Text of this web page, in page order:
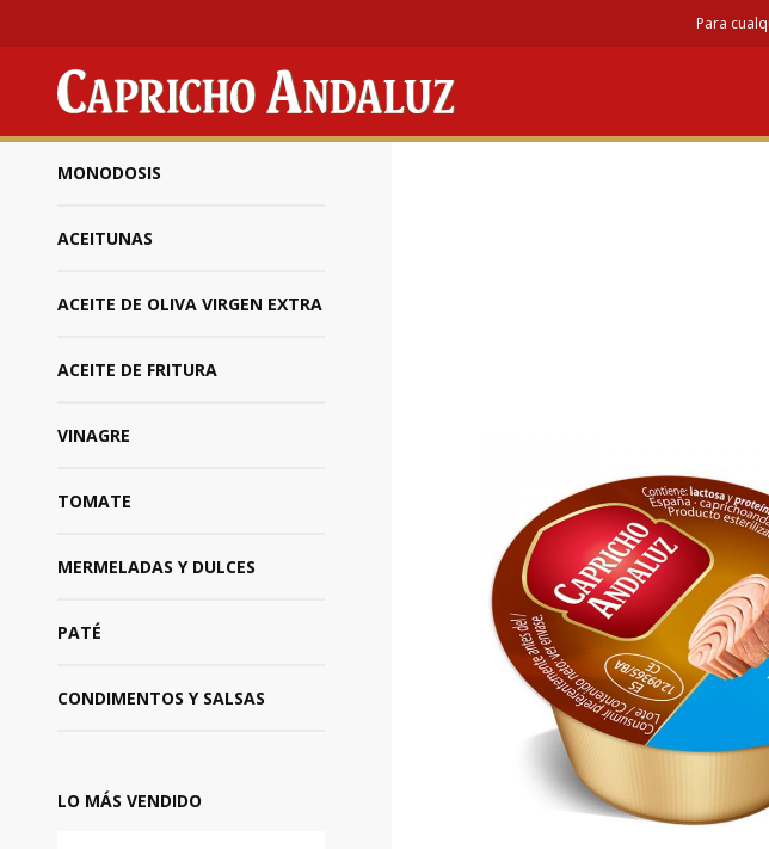
Para
MONODOSIS
ACEITUNAS
ACEITE DE OLIVA VIRGEN EXTRA
ACEITE DE FRITURA
VINAGRE
TOMATE
MERMELADAS Y DULCES
PATÉ
CONDIMENTOS Y SALSAS
LO MÁS VENDIDO
Paté de Atún: